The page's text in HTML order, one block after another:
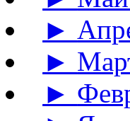
►
►
►